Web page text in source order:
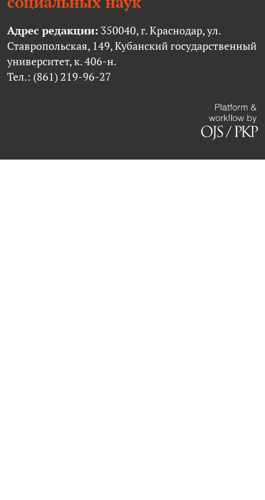
Адрес редакции: 350040, г. Краснодар, ул.
Ставропольская, 149, Кубанский государственный
университет, к. 406-н.
Тел.: (861) 219-96-27